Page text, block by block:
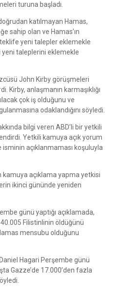
turuna başladı.
katılmayan Hamas,
sahip olan ve Hamas’ın
yeni talepler eklemekle
yeni taleplerini eklemekle
John Kirby görüşmeleri
Kirby, anlaşmanın karmaşıklığı
çok iş olduğunu ve
odaklandığını söyledi.
bilgi veren ABD’li bir yetkili
Yetkili kamuya açık yorum
açıklanmaması koşuluyla
açıklama yapma yetkisi
ikinci gününde yeniden
günü yaptığı açıklamada,
40.005 Filistinlinin öldüğünü
mensubu olduğunu
Hagari Perşembe günü
Gazze’de 17.000’den fazla